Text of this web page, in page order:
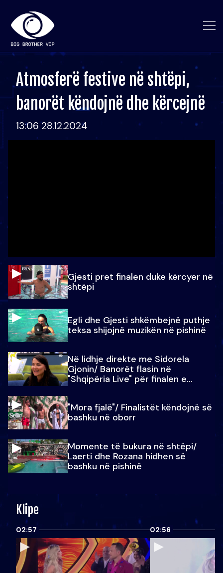
Atmosferë festive në shtëpi,
banorët këndojnë dhe kërcejnë
13:06 28.12.2024
Gjesti pret finalen duke kërcyer në
shtëpi
Egli dhe Gjesti shkëmbejnë puthje
teksa shijojnë muzikën në pishinë
Në lidhje direkte me Sidorela
Gjonin/ Banorët flasin në
"Shqipëria Live" për finalen e
"Mora fjalë"/ Finalistët këndojnë së
bashku në oborr
Momente të bukura në shtëpi/
Laerti dhe Rozana hidhen së
bashku në pishinë
Klipe
02:57 02:56